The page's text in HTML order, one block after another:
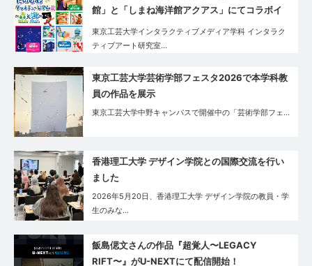
館」と「しまね海洋館アクアス」にてコラボイ
ベントを実施
東京工芸大学インタラクティブメディア学科 インタラク
ティブアート研究室…
東京工芸大学芸術学部フェスタ2026で本学科教
員の作品を展示
東京工芸大学中野キャンパスで開催中の「芸術学部フェ…
香港理工大学 デザイン学院との国際交流を行い
ました
2026年5月20日、香港理工大学 デザイン学院の教員・学
生のみな…
飯島偲文さんの作品『超覚人〜LEGACY
RIFT〜』がU-NEXTにて配信開始！